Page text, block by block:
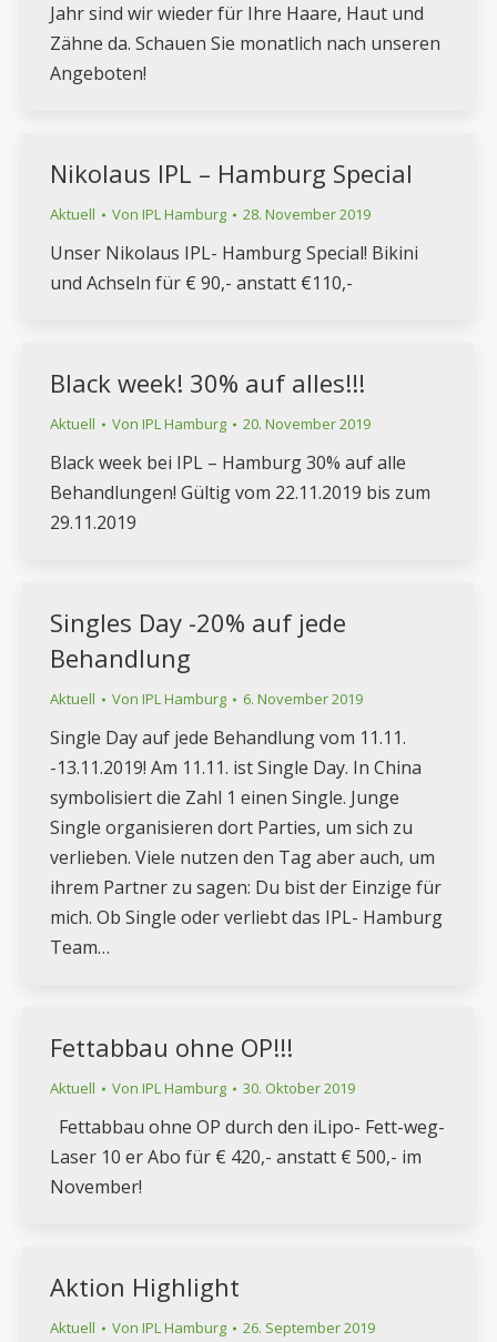
Jahr sind wir wieder für Ihre Haare, Haut und
Zähne da. Schauen Sie monatlich nach unseren
Angeboten!
Nikolaus IPL – Hamburg Special
Aktuell Von IPL Hamburg 28. November 2019
Unser Nikolaus IPL- Hamburg Special! Bikini
und Achseln für € 90,- anstatt €110,-
Black week! 30% auf alles!!!
Aktuell Von IPL Hamburg 20. November 2019
Black week bei IPL – Hamburg 30% auf alle
Behandlungen! Gültig vom 22.11.2019 bis zum
29.11.2019
Singles Day -20% auf jede
Behandlung
Aktuell Von IPL Hamburg 6. November 2019
Single Day auf jede Behandlung vom 11.11.
-13.11.2019! Am 11.11. ist Single Day. In China
symbolisiert die Zahl 1 einen Single. Junge
Single organisieren dort Parties, um sich zu
verlieben. Viele nutzen den Tag aber auch, um
ihrem Partner zu sagen: Du bist der Einzige für
mich. Ob Single oder verliebt das IPL- Hamburg
Team…
Fettabbau ohne OP!!!
Aktuell Von IPL Hamburg 30. Oktober 2019
Fettabbau ohne OP durch den iLipo- Fett-weg-
Laser 10 er Abo für € 420,- anstatt € 500,- im
November!
Aktion Highlight
Aktuell Von IPL Hamburg 26. September 2019